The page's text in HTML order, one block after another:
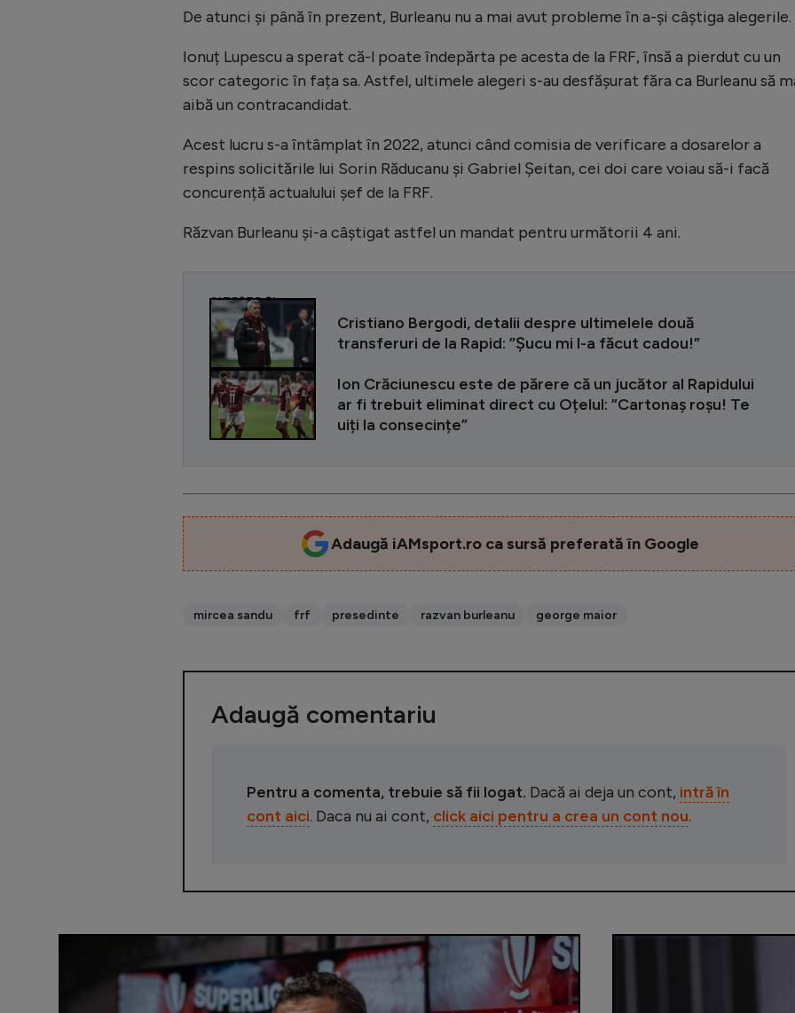
De atunci și până în prezent, Burleanu nu a mai avut probleme în a-și câștiga alegerile.
Ionuț Lupescu a sperat că-l poate îndepărta pe acesta de la FRF, însă a pierdut cu un
scor categoric în fața sa. Astfel, ultimele alegeri s-au desfășurat făra ca Burleanu să
aibă un contracandidat.
Acest lucru s-a întâmplat în 2022, atunci când comisia de verificare a dosarelor a
respins solicitările lui Sorin Răducanu şi Gabriel Şeitan, cei doi care voiau să-i facă
concurență actualului șef de la FRF.
Răzvan Burleanu și-a câștigat astfel un mandat pentru următorii 4 ani.
CITEȘTE ȘI
Cristiano Bergodi, detalii despre ultimelele două
transferuri de la Rapid: ”Șucu mi l-a făcut cadou!”
Ion Crăciunescu este de părere că un jucător al Rapidului
ar fi trebuit eliminat direct cu Oțelul: ”Cartonaș roșu! Te
uiți la consecințe”
Adaugă iAMsport.ro ca sursă preferată în Google
mircea sandu frf presedinte razvan burleanu george maior
Adaugă comentariu
Pentru a comenta, trebuie să fii logat. Dacă ai deja un cont, intră în
cont aici. Daca nu ai cont, click aici pentru a crea un cont nou.